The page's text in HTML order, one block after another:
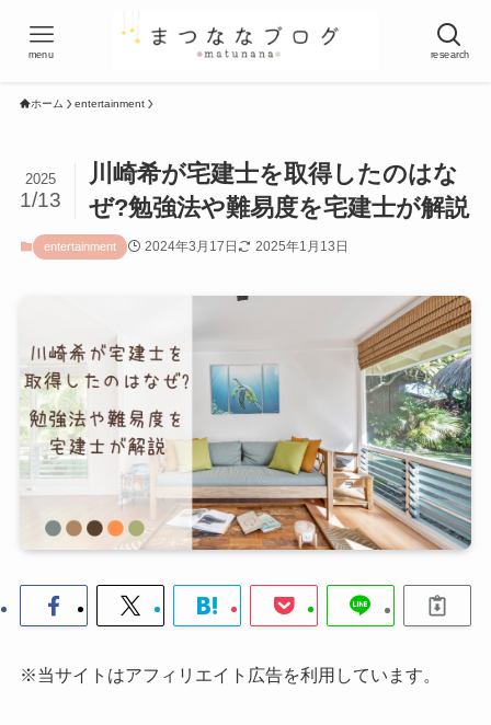
research
menu
ホーム entertainment
川崎希が宅建士を取得したのはな
ぜ?勉強法や難易度を宅建士が解説
2025
1/13
entertainment 2024年3月17日 2025年1月13日
※当サイトはアフィリエイト広告を利用しています。